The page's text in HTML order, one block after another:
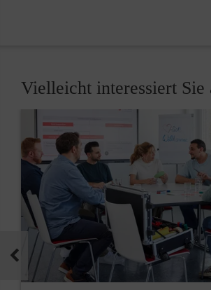
Vielleicht interessiert Sie